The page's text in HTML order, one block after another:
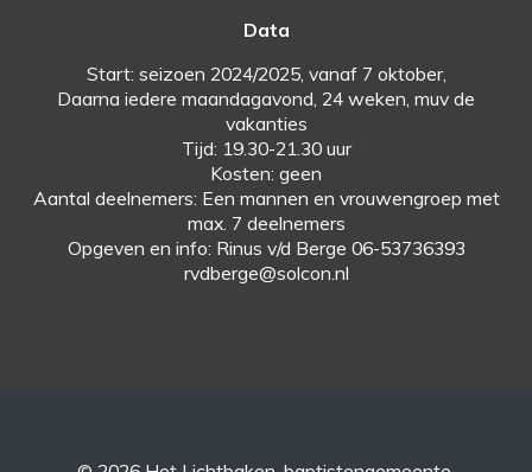
Data
Start: seizoen 2024/2025, vanaf 7 oktober,
Daarna iedere maandagavond, 24 weken, muv de
vakanties
Tijd: 19.30-21.30 uur
Kosten: geen
Aantal deelnemers: Een mannen en vrouwengroep met
max. 7 deelnemers
Opgeven en info: Rinus v/d Berge 06-53736393
rvdberge@solcon.nl